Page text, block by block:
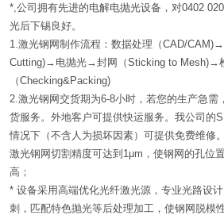
*,公司拥有先进的电解电抛光设备，对0402
光后下锡良好。
1.激光钢网制作流程：数据处理（CAD/
Cutting)→电抛光→封网（Sticking to Mesh)→
（Checking&Packing)
2.激光钢网交货期为6-8小时，若您的生产急需
货服务。外地客户可提供快运服务。我公司的
情况下（不含人为损坏因素）可提供免费维修。
激光钢网切割精度可达到1μm，使钢网的孔位
高；
* 设备采用高端优化光纤激光源，专业光路设
刺，匹配特色抛光等后处理加工，使钢网脱模